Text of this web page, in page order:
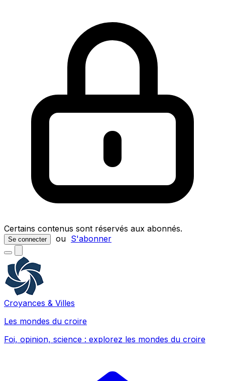
Certains contenus sont réservés aux abonnés.
Se connecter ou S'abonner
Croyances & Villes
Les mondes du croire
Foi, opinion, science : explorez les mondes du croire